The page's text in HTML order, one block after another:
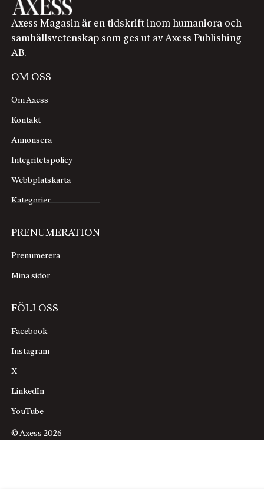
Axess Magasin är en tidskrift inom humaniora och
samhällsvetenskap som ges ut av Axess Publishing
AB.
OM OSS
Om Axess
Kontakt
Annonsera
Integritetspolicy
Webbplatskarta
Kategorier
PRENUMERATION
Prenumerera
Mina sidor
FÖLJ OSS
Facebook
Instagram
X
LinkedIn
YouTube
© Axess 2026